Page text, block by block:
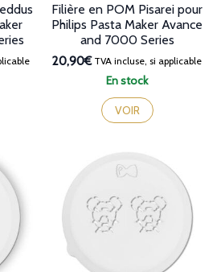
En stock
Filière en POM Pisarei pour
Philips Pasta Maker Avance
and 7000 Series
20,90€TVA incluse, si applicable
VOIR